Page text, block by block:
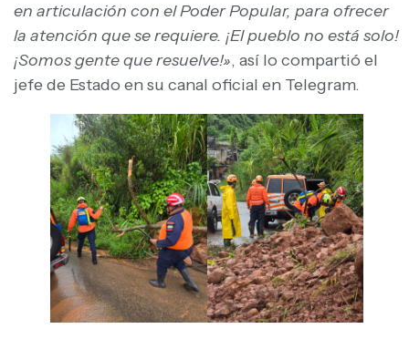
en articulación con el Poder Popular, para ofrecer
la atención que se requiere. ¡El pueblo no está solo!
¡Somos gente que resuelve!», así lo compartió el
jefe de Estado en su canal oficial en Telegram.